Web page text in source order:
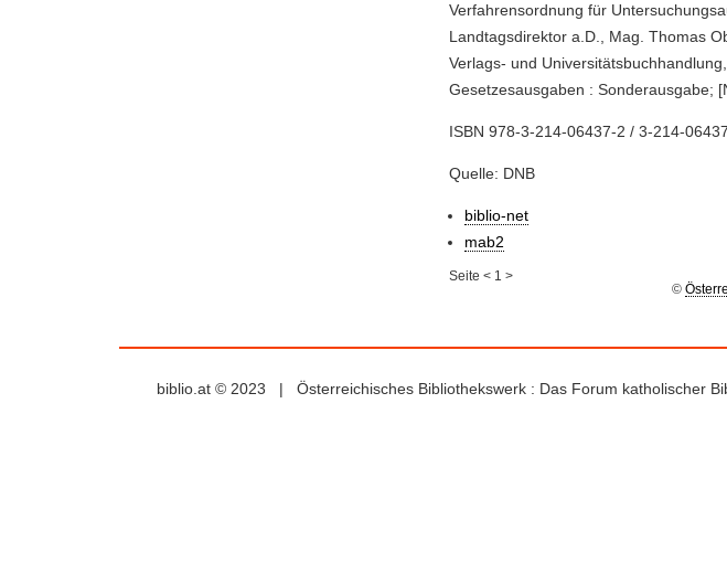
Verfahrensordnung für
Landtagsdirektor a.D., Mag. Thomas
Verlags- und
Gesetzesausgaben : Sonderausgabe;
ISBN 978-3-214-06437-2 / 3-214-
Quelle: DNB
biblio-net
mab2
Seite< 1 >
©
biblio.at © 2023 | Österreichisches Bibliothekswerk : Das Forum katholischer